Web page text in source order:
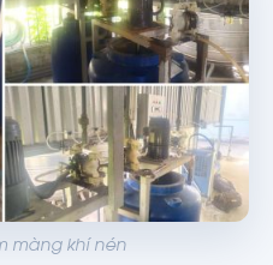
màng khí nén